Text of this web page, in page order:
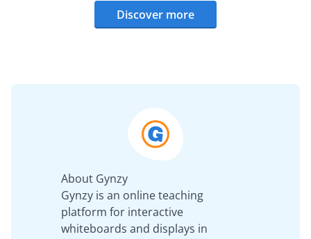
Discover more
About Gynzy
Gynzy is an online teaching
platform for interactive
whiteboards and displays in